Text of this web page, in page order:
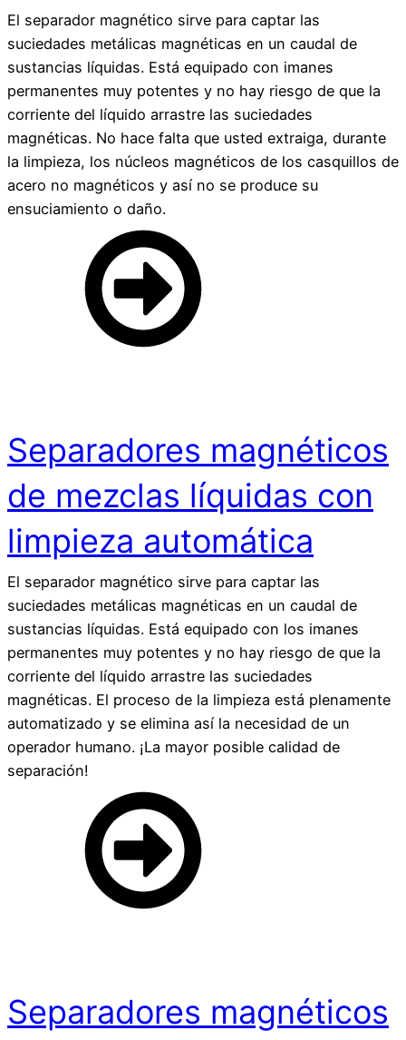
El separador magnético sirve para captar las
suciedades metálicas magnéticas en un caudal de
sustancias líquidas. Está equipado con imanes
permanentes muy potentes y no hay riesgo de que la
corriente del líquido arrastre las suciedades
magnéticas. No hace falta que usted extraiga, durante
la limpieza, los núcleos magnéticos de los casquillos de
acero no magnéticos y así no se produce su
ensuciamiento o daño.
Separadores magnéticos
de mezclas líquidas con
limpieza automática
El separador magnético sirve para captar las
suciedades metálicas magnéticas en un caudal de
sustancias líquidas. Está equipado con los imanes
permanentes muy potentes y no hay riesgo de que la
corriente del líquido arrastre las suciedades
magnéticas. El proceso de la limpieza está plenamente
automatizado y se elimina así la necesidad de un
operador humano. ¡La mayor posible calidad de
separación!
Separadores magnéticos